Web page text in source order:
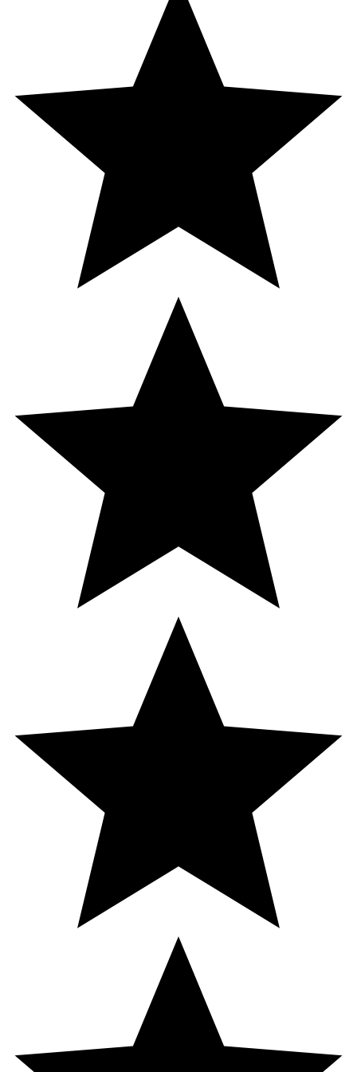
Caprylyl Glycol, Chondrus Crispus Extract,
Caprylhydroxamic Acid, Lithothamnion Calcareum Extract,